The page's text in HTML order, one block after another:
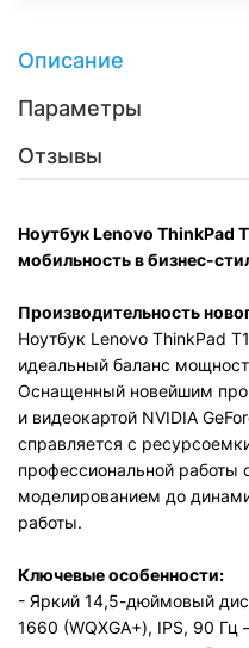
Описание
Параметры
Отзывы
Ноутбук Lenovo ThinkPad
мобильность в бизнес-
Производительность
Ноутбук Lenovo ThinkPad
идеальный баланс
Оснащенный новейшим
и видеокартой NVIDIA
справляется с
профессиональной работы
моделированием до
работы.
Ключевые особенности:
- Яркий 14,5-дюймовый
1660 (WQXGA+), IPS, 90 Гц